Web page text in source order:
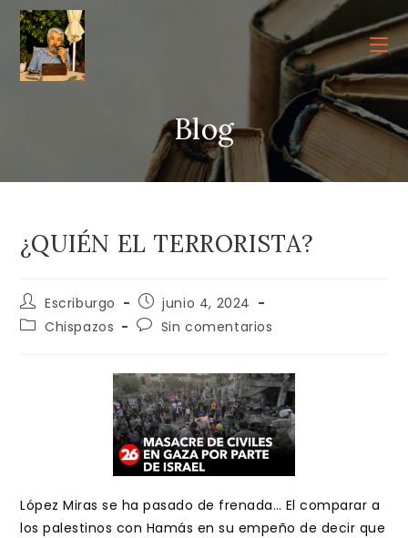
contenido
Blog
¿QUIÉN EL TERRORISTA?
Autor
de
la
Escriburgo
Publicación
de
la
junio 4, 2024
Categoría
Chispazos
Comentarios
entrada:
Sin comentarios
López Miras se ha pasado de frenada… El comparar a
los palestinos con Hamás en su empeño de decir que